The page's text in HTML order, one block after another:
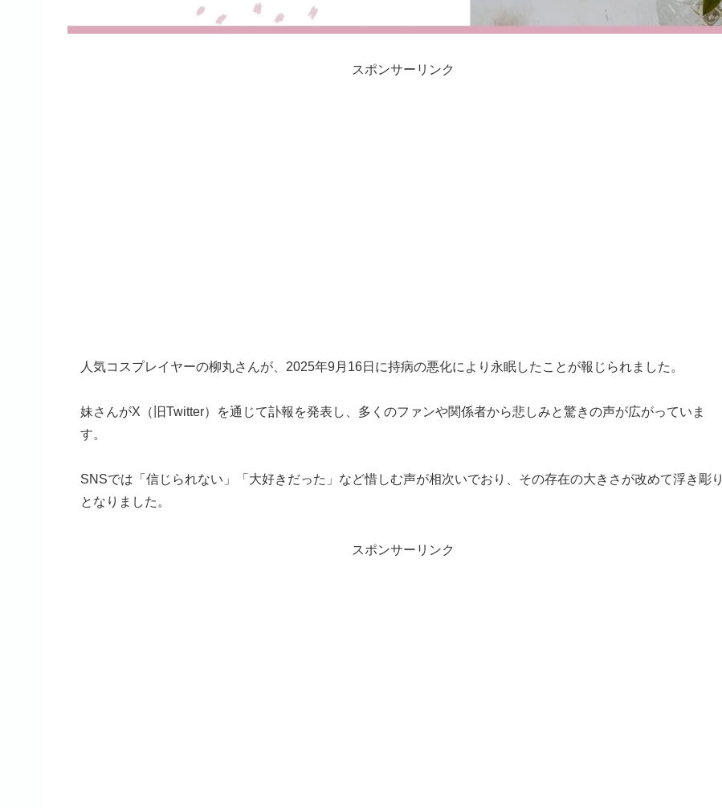
スポンサーリンク
人気コスプレイヤーの柳丸さんが、2025年9月16日に持病の悪化により永眠したことが報じられました。
妹さんがX（旧Twitter）を通じて訃報を発表し、多くのファンや関係者から悲しみと驚きの声が広がっていま
す。
SNSでは「信じられない」「大好きだった」など惜しむ声が相次いでおり、その存在の大きさが改めて浮き彫り
となりました。
スポンサーリンク